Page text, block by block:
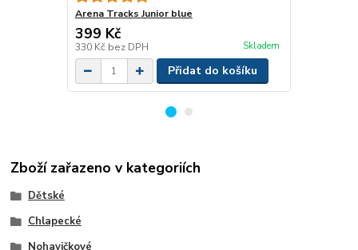
Arena Tracks Junior blue
399 Kč
330 Kč bez DPH Skladem
Přidat do košíku
Zboží zařazeno v kategoriích
Dětské
Chlapecké
Nohavičkové